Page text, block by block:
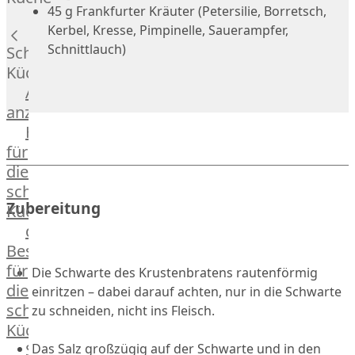
Lamm
Bison
Kaninchen
Wild
Rotwild
Elch
Dry-
Aged
Burger
Würstchen
Traditionell
klassisch
Außergewöhnlich
&
exotisch
OTTO
Schnelle
Küche
Alle
anzeigen
Hausmannskost
für
die
schnelle
Küche
das
Besondere
für
die
schnelle
Küche
Streetfood
45 g Frankfurter Kräuter (Petersilie, Borretsch,
Kerbel, Kresse, Pimpinelle, Sauerampfer,
Schnittlauch)
Zubereitung
Die Schwarte des Krustenbratens rautenförmig
einritzen – dabei darauf achten, nur in die Schwarte
zu schneiden, nicht ins Fleisch.
Das Salz großzügig auf der Schwarte und in den